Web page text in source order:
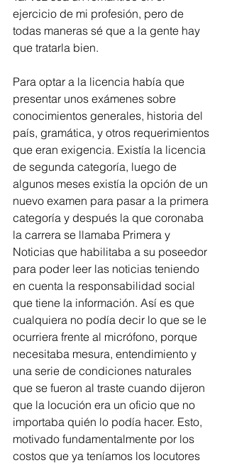
ejercicio de mi profesión, pero de
todas maneras sé que a la gente hay
que tratarla bien.
Para optar a la licencia había que
presentar unos exámenes sobre
conocimientos generales, historia del
país, gramática, y otros requerimientos
que eran exigencia. Existía la licencia
de segunda categoría, luego de
algunos meses existía la opción de un
nuevo examen para pasar a la primera
categoría y después la que coronaba
la carrera se llamaba Primera y
Noticias que habilitaba a su poseedor
para poder leer las noticias teniendo
en cuenta la responsabilidad social
que tiene la información. Así es que
cualquiera no podía decir lo que se le
ocurriera frente al micrófono, porque
necesitaba mesura, entendimiento y
una serie de condiciones naturales
que se fueron al traste cuando dijeron
que la locución era un oficio que no
importaba quién lo podía hacer. Esto,
motivado fundamentalmente por los
costos que ya teníamos los locutores